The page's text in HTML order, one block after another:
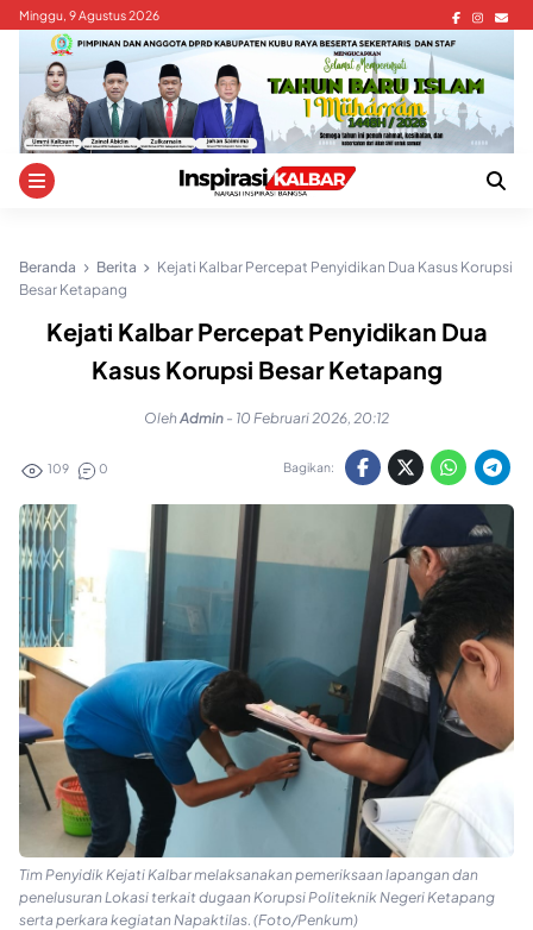
Skip
content
Minggu, 9 Agustus 2026
Beranda Berita
Kejati Kalbar Percepat Penyidikan Dua Kasus Korupsi
Besar Ketapang
Kejati Kalbar Percepat Penyidikan Dua
Kasus Korupsi Besar Ketapang
OlehAdmin - 10 Februari 2026, 20:12
109 0 Bagikan:
Tim Penyidik Kejati Kalbar melaksanakan pemeriksaan lapangan dan
penelusuran Lokasi terkait dugaan Korupsi Politeknik Negeri Ketapang
serta perkara kegiatan Napaktilas. (Foto/Penkum)